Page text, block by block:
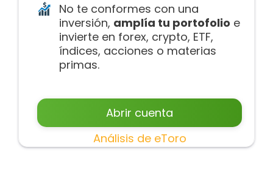
No te conformes con una
inversión, amplía tu portofolio e
invierte en forex, crypto, ETF,
índices, acciones o materias
primas.
Abrir cuenta
Análisis de eToro